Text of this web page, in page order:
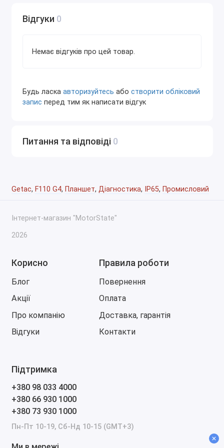
Процесори Intel:
PTT, Insite тощо).
SSD-накопичувач:
Витривалість до вібрацій — важлива
діагностику, мануали, PDF і браузер.
USB:
Підключення ключів, донглів і носіїв.
Безпровідні інтерфейси:
Wi-Fi — для локальної мережі та внутрішніх
Bluetooth — для периферійних пристроїв і
Мобільність та автономність
Легкий формат планшета:
Простий у транспортуванні по сервісу та у
Відгуки 0
Немає відгуків про цей товар.
Будь ласка авторизуйтесь або створити обліковий
запис перед тим як написати відгук
Питання та відповіді 0
Getac, F110 G4, Планшет, Діагностика, IP65, Промисловий
Інтернет-магазин "MotorState"
2026
Корисно
Блог
Акції
Про компанію
Відгуки
Правила роботи
Повернення
Оплата
Доставка, гарантія
Контакти
Підтримка
+380 98 033 4000
+380 66 930 1000
+380 73 930 1000
Пн-Пт 10-19, Сб-Нд 10-15 (GMT+3)